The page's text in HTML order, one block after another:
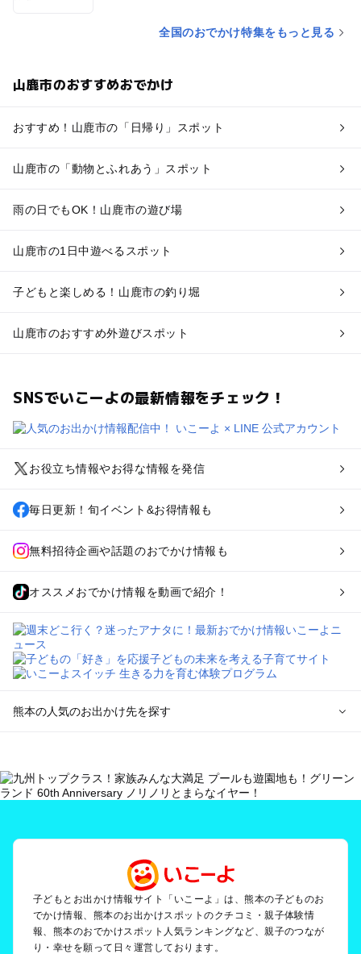
全国のおでかけ特集をもっと見る
山鹿市のおすすめおでかけ
おすすめ！山鹿市の「日帰り」スポット
山鹿市の「動物とふれあう」スポット
雨の日でもOK！山鹿市の遊び場
山鹿市の1日中遊べるスポット
子どもと楽しめる！山鹿市の釣り堀
山鹿市のおすすめ外遊びスポット
SNSでいこーよの最新情報をチェック！
お役立ち情報やお得な情報を発信
毎日更新！旬イベント&お得情報も
無料招待企画や話題のおでかけ情報も
オススメおでかけ情報を動画で紹介！
熊本の人気のお出かけ先を探す
を探す
熊本市周辺のプールお出かけ
天草のプールお出かけ
人吉・球磨のプールお出かけ
八代・水俣・湯の児のプールお出かけ
黒川・杖立のプールお出かけ
熊本の定番お出かけスポット
子どもとお出かけ情報サイト「いこーよ」は、熊本の子どものお
でかけ情報、熊本のお出かけスポットのクチコミ・親子体験情
報、熊本のおでかけスポット人気ランキングなど、親子のつなが
り・幸せを願って日々運営しております。